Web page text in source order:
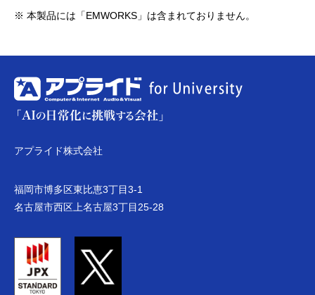
※ 本製品には「EMWORKS」は含まれておりません。
アプライド株式会社
福岡市博多区東比恵3丁目3-1
名古屋市西区上名古屋3丁目25-28